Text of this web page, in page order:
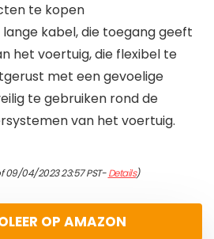
te kopen
kabel, die toegang geeft
het voertuig, die flexibel te
met een gevoelige
te gebruiken rond de
van het voertuig.
09/04/2023 23:57 PST-Details)
OP AMAZON